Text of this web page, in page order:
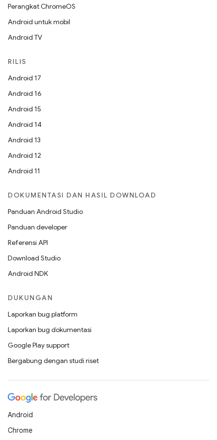
Perangkat ChromeOS
Android untuk mobil
Android TV
RILIS
Android 17
Android 16
Android 15
Android 14
Android 13
Android 12
Android 11
DOKUMENTASI DAN HASIL DOWNLOAD
Panduan Android Studio
Panduan developer
Referensi API
Download Studio
Android NDK
DUKUNGAN
Laporkan bug platform
Laporkan bug dokumentasi
Google Play support
Bergabung dengan studi riset
Android
Chrome